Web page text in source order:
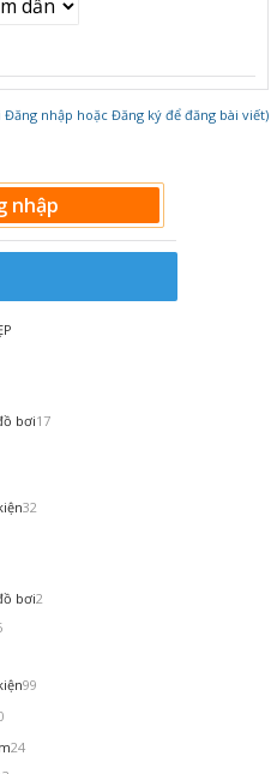
Đăng nhập hoặc Đăng ký để đăng bài viết)
nhập
bơi17
32
bơi2
99
24